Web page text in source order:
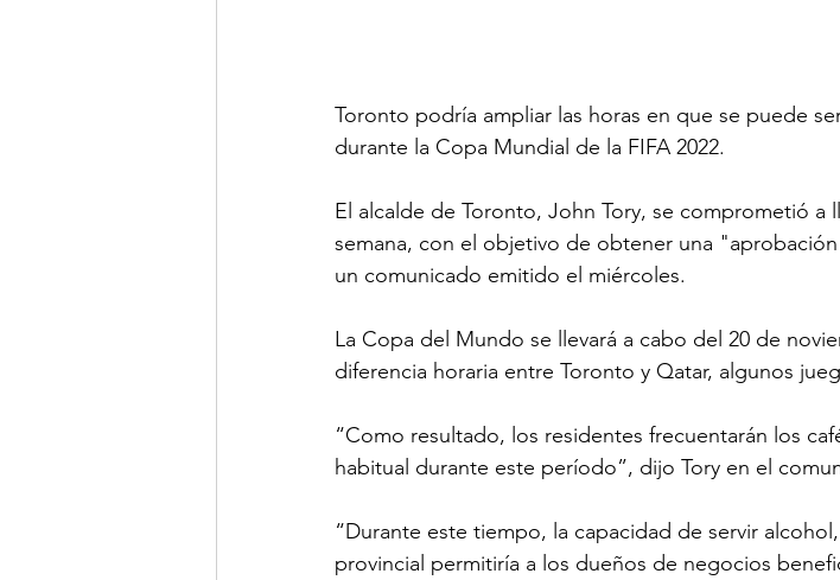
Toronto podría ampliar las horas en que se puede
durante la Copa Mundial de la FIFA 2022.
El alcalde de Toronto, John Tory, se comprometió a
semana, con el objetivo de obtener una
un comunicado emitido el miércoles.
La Copa del Mundo se llevará a cabo del 20 de
diferencia horaria entre Toronto y Qatar, algunos
“Como resultado, los residentes frecuentarán los
habitual durante este período”, dijo Tory en el
“Durante este tiempo, la capacidad de servir
provincial permitiría a los dueños de negocios